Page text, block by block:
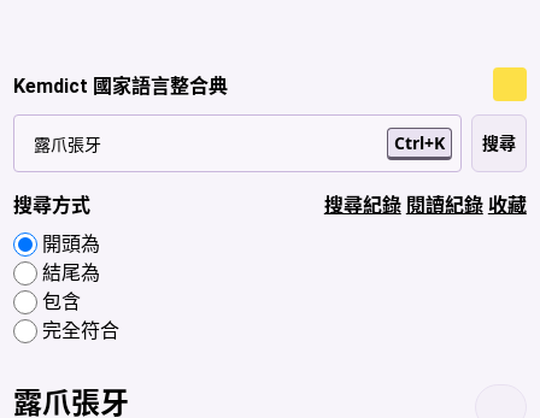
Kemdict 國家語言整合典
Ctrl+K
搜尋方式
開頭為
結尾為
包含
完全符合
搜尋紀錄 閱讀紀錄 收藏
露爪張牙